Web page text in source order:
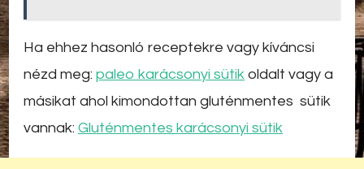
Ha ehhez hasonló receptekre vagy kíváncsi
nézd meg: paleo karácsonyi sütik oldalt vagy a
másikat ahol kimondottan gluténmentes sütik
vannak: Gluténmentes karácsonyi sütik